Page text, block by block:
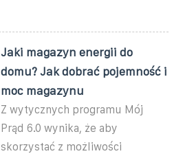
Jaki magazyn energii do
domu? Jak dobrać pojemność i
moc magazynu
Z wytycznych programu Mój
Prąd 6.0 wynika, że aby
skorzystać z możliwości